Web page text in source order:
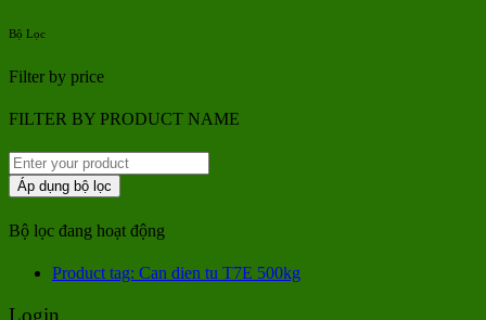
Bộ Lọc
Filter by price
FILTER BY PRODUCT NAME
Áp dụng bộ lọc
Bộ lọc đang hoạt động
Product tag: Can dien tu T7E 500kg
Login